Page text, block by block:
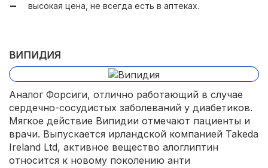
высокая цена, не всегда есть в аптеках.
ВИПИДИЯ
Аналог Форсиги, отлично работающий в случае
сердечно-сосудистых заболеваний у диабетиков.
Мягкое действие Випидии отмечают пациенты и
врачи. Выпускается ирландской компанией Takeda
Ireland Ltd, активное вещество алоглиптин
относится к новому поколению анти